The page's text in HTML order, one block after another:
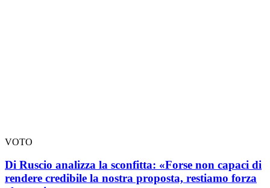
VOTO
Di Ruscio analizza la sconfitta: «Forse non capaci di
rendere credibile la nostra proposta, restiamo forza